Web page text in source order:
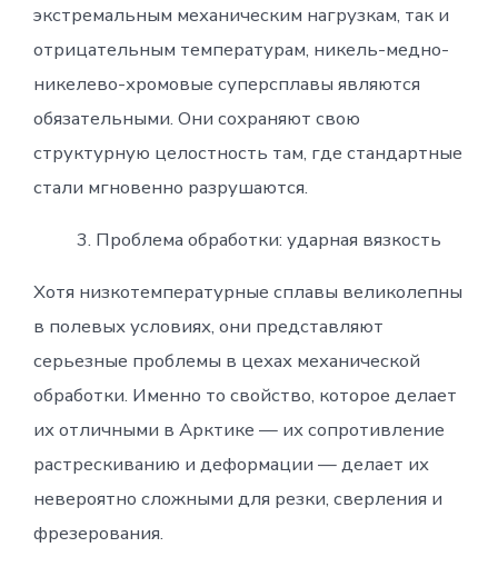
экстремальным механическим нагрузкам, так и
отрицательным температурам, никель-медно-
никелево-хромовые суперсплавы являются
обязательными. Они сохраняют свою
структурную целостность там, где стандартные
стали мгновенно разрушаются.
Проблема обработки: ударная вязкость
Хотя низкотемпературные сплавы великолепны
в полевых условиях, они представляют
серьезные проблемы в цехах механической
обработки. Именно то свойство, которое делает
их отличными в Арктике — их сопротивление
растрескиванию и деформации — делает их
невероятно сложными для резки, сверления и
фрезерования.